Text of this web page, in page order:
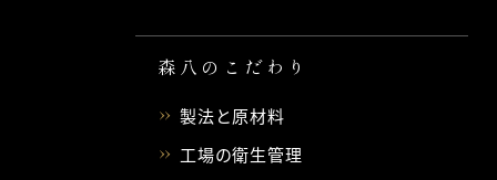
森八のこだわり
製法と原材料
工場の衛生管理